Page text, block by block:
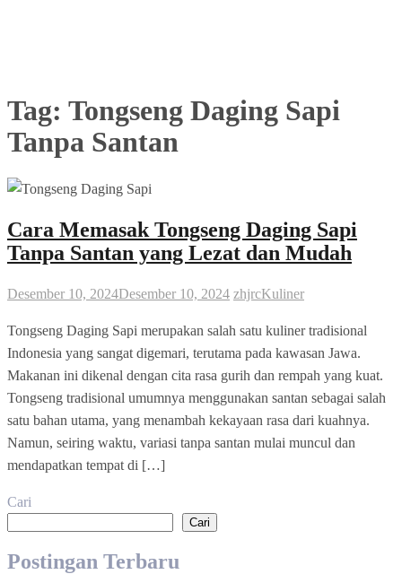
Tag: Tongseng Daging Sapi
Tanpa Santan
Cara Memasak Tongseng Daging Sapi
Tanpa Santan yang Lezat dan Mudah
Desember 10, 2024Desember 10, 2024 zhjrcKuliner
Tongseng Daging Sapi merupakan salah satu kuliner tradisional
Indonesia yang sangat digemari, terutama pada kawasan Jawa.
Makanan ini dikenal dengan cita rasa gurih dan rempah yang kuat.
Tongseng tradisional umumnya menggunakan santan sebagai salah
satu bahan utama, yang menambah kekayaan rasa dari kuahnya.
Namun, seiring waktu, variasi tanpa santan mulai muncul dan
mendapatkan tempat di […]
Cari
Cari
Postingan Terbaru